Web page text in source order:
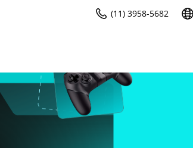
(11) 3958-5682